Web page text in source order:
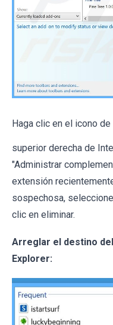
Haga clic en el icono
superior derecha de
"Administrar
extensión
sospechosa,
clic en eliminar.
Arreglar el destino
Explorer: